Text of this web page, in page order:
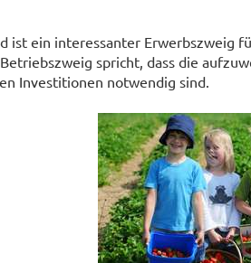
ist ein interessanter Erwerbszweig
spricht, dass die
Investitionen notwendig sind.